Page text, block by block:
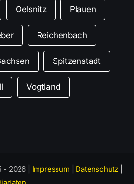
Oelsnitz Plauen
Reichenbach
Spitzenstadt
Vogtland
2026 | Impressum Datenschutz